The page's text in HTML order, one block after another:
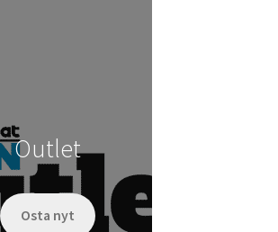
Outlet
Osta nyt